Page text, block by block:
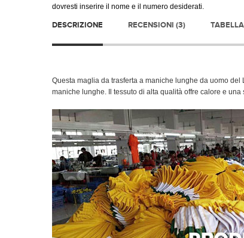
dovresti inserire il nome e il numero desiderati.
DESCRIZIONE RECENSIONI (3)
Questa maglia da trasferta a maniche lunghe da uomo
maniche lunghe. Il tessuto di alta qualità offre calore e